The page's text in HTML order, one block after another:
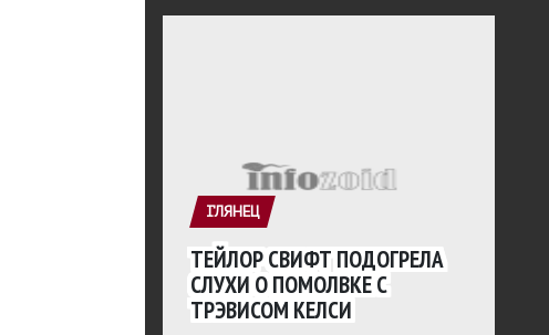
ГЛЯНЕЦ
ТЕЙЛОР СВИФТ ПОДОГРЕЛА
СЛУХИ О ПОМОЛВКЕ С
ТРЭВИСОМ КЕЛСИ